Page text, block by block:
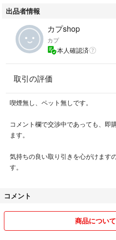
ーーーーーーーーーーーーー
出品者情報
カプshop
カプ
本人確認済
取引の評価
喫煙無し、ペット無しです。
コメント欄で交渉中であっても、即
ます。
気持ちの良い取り引きを心がけます
す。
コメント
商品につい